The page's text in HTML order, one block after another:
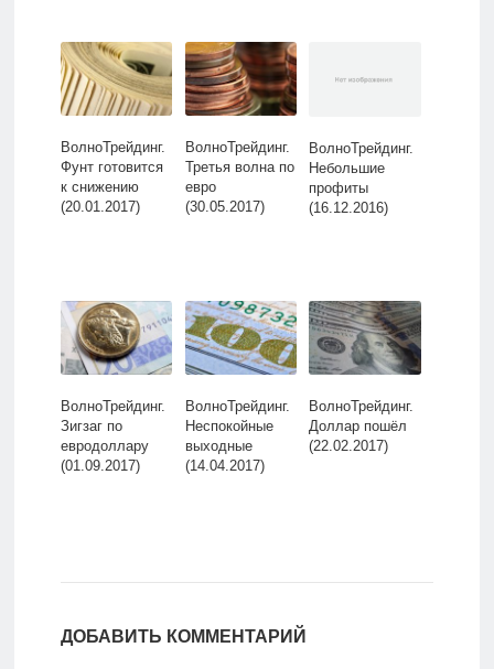
ВолноТрейдинг.
Фунт готовится
к снижению
(20.01.2017)
ВолноТрейдинг.
Третья волна по
евро
(30.05.2017)
ВолноТрейдинг.
Небольшие
профиты
(16.12.2016)
ВолноТрейдинг.
Зигзаг по
евродоллару
(01.09.2017)
ВолноТрейдинг.
Неспокойные
выходные
(14.04.2017)
ВолноТрейдинг.
Доллар пошёл
(22.02.2017)
ДОБАВИТЬ КОММЕНТАРИЙ